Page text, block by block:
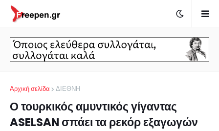
Αρχική σελίδα ΔΙΕΘΝΗ
Ο τουρκικός αμυντικός γίγαντας
ASELSAN σπάει τα ρεκόρ εξαγωγών